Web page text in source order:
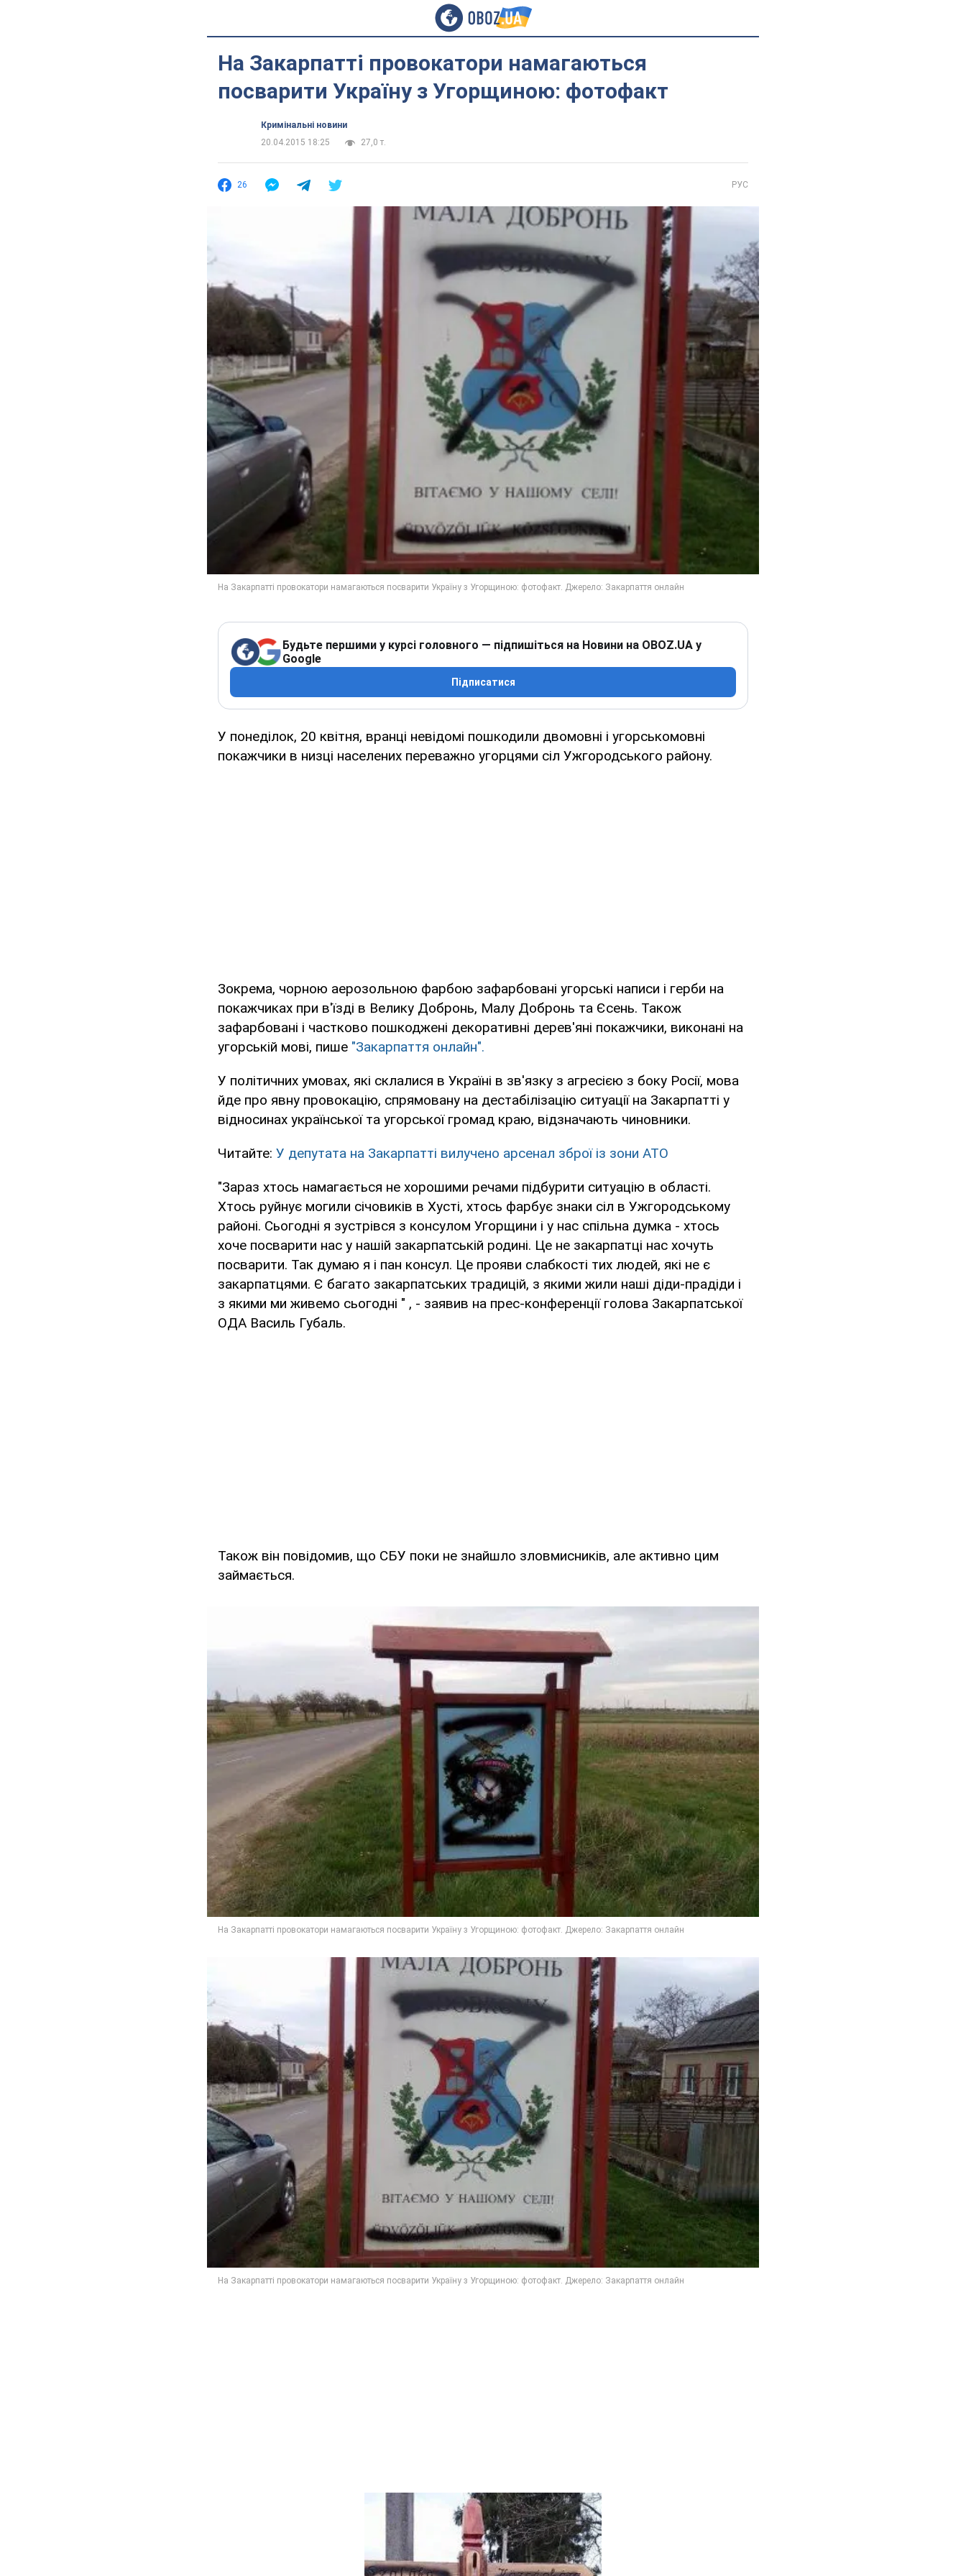
На Закарпатті провокатори намагаються
посварити Україну з Угорщиною: фотофакт
Кримінальні новини
20.04.2015 18:25
27,0 т.
26 РУС
Будьте першими у курсі головного — підпишіться на Новини на OBOZ.UA у
Google
Підписатися
У понеділок, 20 квітня, вранці невідомі пошкодили двомовні і угорськомовні
покажчики в низці населених переважно угорцями сіл Ужгородського району.
Зокрема, чорною аерозольною фарбою зафарбовані угорські написи і герби на
покажчиках при в'їзді в Велику Добронь, Малу Добронь та Єсень. Також
зафарбовані і частково пошкоджені декоративні дерев'яні покажчики, виконані на
угорській мові, пише "Закарпаття онлайн".
У політичних умовах, які склалися в Україні в зв'язку з агресією з боку Росії, мова
йде про явну провокацію, спрямовану на дестабілізацію ситуації на Закарпатті у
відносинах української та угорської громад краю, відзначають чиновники.
Читайте: У депутата на Закарпатті вилучено арсенал зброї із зони АТО
"Зараз хтось намагається не хорошими речами підбурити ситуацію в області.
Хтось руйнує могили січовиків в Хусті, хтось фарбує знаки сіл в Ужгородському
районі. Сьогодні я зустрівся з консулом Угорщини і у нас спільна думка - хтось
хоче посварити нас у нашій закарпатській родині. Це не закарпатці нас хочуть
посварити. Так думаю я і пан консул. Це прояви слабкості тих людей, які не є
закарпатцями. Є багато закарпатських традицій, з якими жили наші діди-прадіди і
з якими ми живемо сьогодні " , - заявив на прес-конференції голова Закарпатської
ОДА Василь Губаль.
Також він повідомив, що СБУ поки не знайшло зловмисників, але активно цим
займається.